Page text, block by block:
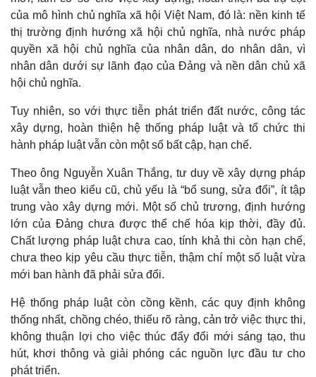
Kinh tế
Bất động sản
Khởi nghiệp
Thị trường
Giá vàng
Tiêu dùng
của mô hình chủ nghĩa xã hội Việt Nam, đó là: nền kinh tế
thị trường định hướng xã hội chủ nghĩa, nhà nước pháp
quyền xã hội chủ nghĩa của nhân dân, do nhân dân, vì
nhân dân dưới sự lãnh đạo của Đảng và nền dân chủ xã
hội chủ nghĩa.
Tuy nhiên, so với thực tiễn phát triển đất nước, công tác
xây dựng, hoàn thiện hệ thống pháp luật và tổ chức thi
hành pháp luật vẫn còn một số bất cập, hạn chế.
Theo ông Nguyễn Xuân Thắng, tư duy về xây dựng pháp
luật vẫn theo kiểu cũ, chủ yếu là “bổ sung, sửa đổi”, ít tập
trung vào xây dựng mới. Một số chủ trương, định hướng
lớn của Đảng chưa được thể chế hóa kịp thời, đầy đủ.
Chất lượng pháp luật chưa cao, tính khả thi còn hạn chế,
chưa theo kịp yêu cầu thực tiễn, thậm chí một số luật vừa
mới ban hành đã phải sửa đổi.
Hệ thống pháp luật còn cồng kềnh, các quy định không
thống nhất, chồng chéo, thiếu rõ ràng, cản trở việc thực thi,
không thuận lợi cho việc thúc đẩy đổi mới sáng tạo, thu
hút, khơi thông và giải phóng các nguồn lực đầu tư cho
phát triển.